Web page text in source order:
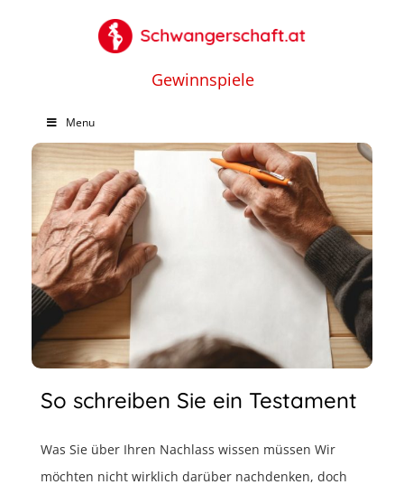
Gewinnspiele
Menu
So schreiben Sie ein Testament
Was Sie über Ihren Nachlass wissen müssen Wir
möchten nicht wirklich darüber nachdenken, doch